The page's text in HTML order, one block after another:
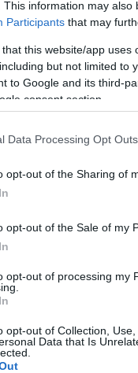
This information may
Participants that may
that this website/app
but not limited to
to Google and its third-
consent section.
Data Processing Opt Outs
opt-out of the Sharing of
opt-out of the Sale of my
opt-out of processing my
opt-out of Collection,
Data that Is
www.disney.hu/violetta-
eredeti
Martina mellett
Dominguezt
Candelaria
Navarrót (Naty) és
En Gira”is.A vadonatúj
akiket egy öttagú
koreográfiával,
rendszer, 3 mozgó
műhó és 4 500 kg
turnéhoz,
lengő előadók,
produkciós csapat,
csapatát és